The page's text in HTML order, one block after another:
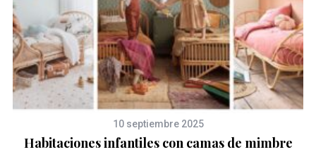
10 septiembre 2025
Habitaciones infantiles con camas de mimbre